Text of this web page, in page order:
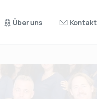
Über uns Kontakt